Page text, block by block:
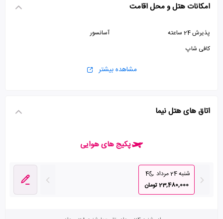
امکانات هتل و محل اقامت
پذیرش 24 ساعته
آسانسور
کافی شاپ
مشاهده بیشتر
اتاق های هتل نیما
پکیج های هوایی
شنبه 24 مرداد
4
23,480,000 تومان